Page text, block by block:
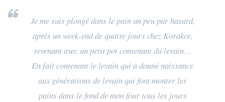
Je me suis plongé dans le pain un peu par hasard,
après un week-end de quatre jours chez Korakor,
revenant avec un petit pot contenant du levain…
En fait contenant le levain qui a donné naissance
aux générations de levain qui font monter les
pains dans le fond de mon four tous les jours